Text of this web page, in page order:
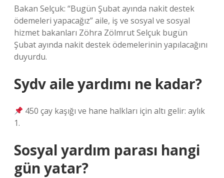
Bakan Selçuk: “Bugün Şubat ayında nakit destek
ödemeleri yapacağız” aile, iş ve sosyal ve sosyal
hizmet bakanları Zöhra Zölmrut Selçuk bugün
Şubat ayında nakit destek ödemelerinin yapılacağını
duyurdu.
Sydv aile yardımı ne kadar?
450 çay kaşığı ve hane halkları için altı gelir: aylık
1.
Sosyal yardım parası hangi
gün yatar?